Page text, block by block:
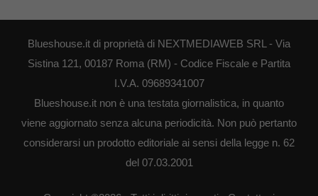
Blueshouse.it di proprietà di NEXTMEDIAWEB SRL - Via
Sistina 121, 00187 Roma (RM) - Codice Fiscale e Partita
I.V.A. 09689341007
Blueshouse.it non è una testata giornalistica, in quanto
viene aggiornato senza alcuna periodicità. Non può pertanto
considerarsi un prodotto editoriale ai sensi della legge n. 62
del 07.03.2001